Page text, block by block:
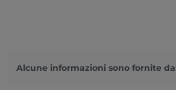
Alcune informazioni sono fornite